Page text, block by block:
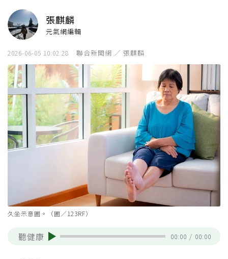
張麒麟
元氣網編輯
2026-06-05 10:02:28 聯合新聞網 ／ 張麒麟
久坐示意圖。（圖／123RF）
聽健康 00:00 / 00:00